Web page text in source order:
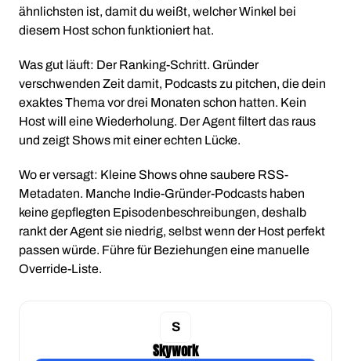
ähnlichsten ist, damit du weißt, welcher Winkel bei
diesem Host schon funktioniert hat.
Was gut läuft: Der Ranking-Schritt. Gründer
verschwenden Zeit damit, Podcasts zu pitchen, die dein
exaktes Thema vor drei Monaten schon hatten. Kein
Host will eine Wiederholung. Der Agent filtert das raus
und zeigt Shows mit einer echten Lücke.
Wo er versagt: Kleine Shows ohne saubere RSS-
Metadaten. Manche Indie-Gründer-Podcasts haben
keine gepflegten Episodenbeschreibungen, deshalb
rankt der Agent sie niedrig, selbst wenn der Host perfekt
passen würde. Führe für Beziehungen eine manuelle
Override-Liste.
Skywork